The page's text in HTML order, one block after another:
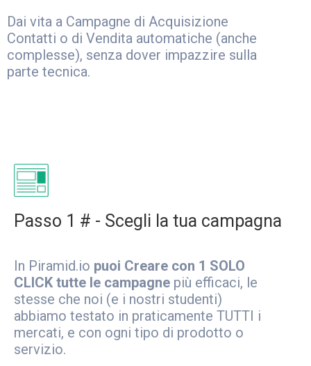
Dai vita a Campagne di Acquisizione
Contatti o di Vendita automatiche (anche
complesse), senza dover impazzire sulla
parte tecnica.
Passo 1 # - Scegli la tua campagna
In Piramid.io puoi Creare con 1 SOLO
CLICK tutte le campagne più efficaci, le
stesse che noi (e i nostri studenti)
abbiamo testato in praticamente TUTTI i
mercati, e con ogni tipo di prodotto o
servizio.